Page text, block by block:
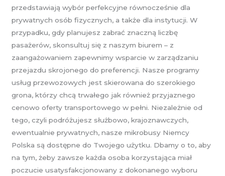
przedstawiają wybór perfekcyjne równocześnie dla
prywatnych osób fizycznych, a także dla instytucji. W
przypadku, gdy planujesz zabrać znaczną liczbę
pasażerów, skonsultuj się z naszym biurem – z
zaangażowaniem zapewnimy wsparcie w zarządzaniu
przejazdu skrojonego do preferencji. Nasze programy
usług przewozowych jest skierowana do szerokiego
grona, którzy chcą trwałego jak również przyjaznego
cenowo oferty transportowego w pełni. Niezależnie od
tego, czyli podróżujesz służbowo, krajoznawczych,
ewentualnie prywatnych, nasze mikrobusy Niemcy
Polska są dostępne do Twojego użytku. Dbamy o to, aby
na tym, żeby zawsze każda osoba korzystająca miał
poczucie usatysfakcjonowany z dokonanego wyboru